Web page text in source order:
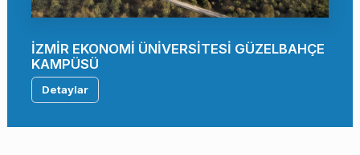
İZMİR EKONOMİ ÜNİVERSİTESİ GÜZELBAHÇE
KAMPÜSÜ
Detaylar